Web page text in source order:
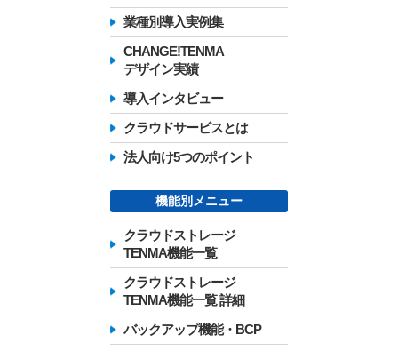
業種別導入実例集
CHANGE!TENMA
デザイン実績
導入インタビュー
クラウドサービスとは
法人向け5つのポイント
機能別メニュー
クラウドストレージ
TENMA機能一覧
クラウドストレージ
TENMA機能一覧 詳細
バックアップ機能・BCP